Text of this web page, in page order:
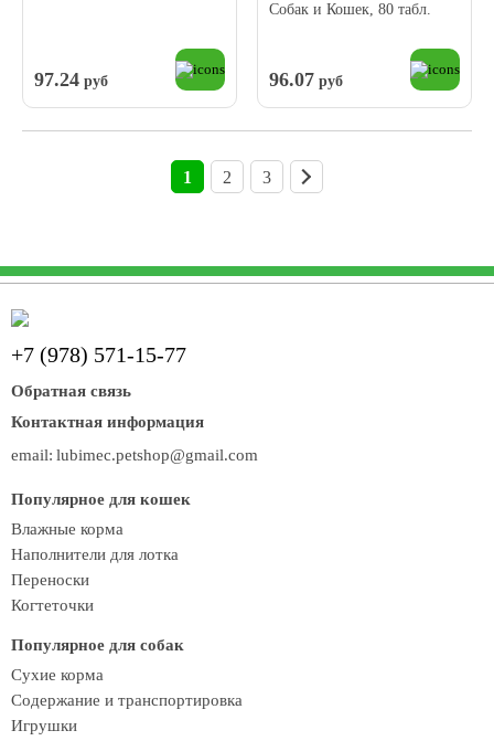
97.24 руб
Собак и Кошек, 80 табл.
96.07 руб
1 2 3
+7 (978) 571-15-77
Обратная связь
Контактная информация
email: lubimec.petshop@gmail.com
Популярное для кошек
Влажные корма
Наполнители для лотка
Переноски
Когтеточки
Популярное для собак
Сухие корма
Содержание и транспортировка
Игрушки